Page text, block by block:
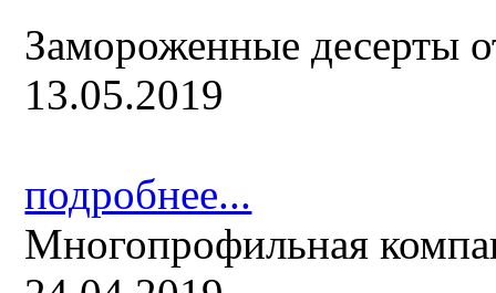
Замороженные десерты
13.05.2019
подробнее...
Многопрофильная